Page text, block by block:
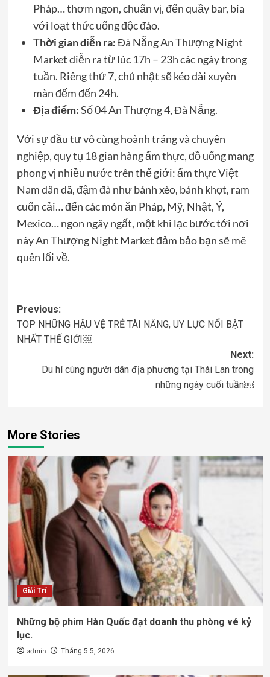
Pháp… thơm ngon, chuẩn vị, đến quầy bar, bia
với loạt thức uống độc đáo.
Thời gian diễn ra:Đà Nẵng An Thượng Night
Market diễn ra từ lúc 17h – 23h các ngày trong
tuần. Riêng thứ 7, chủ nhật sẽ kéo dài xuyên
màn đếm đến 24h.
Địa điểm:Số 04 An Thượng 4, Đà Nẵng.
Với sự đầu tư vô cùng hoành tráng và chuyên
nghiệp, quy tụ 18 gian hàng ẩm thực, đồ uống mang
phong vị nhiều nước trên thế giới: ẩm thực Việt
Nam dân dã, đậm đà như bánh xèo, bánh khọt, ram
cuốn cải… đến các món ăn Pháp, Mỹ, Nhật, Ý,
Mexico… ngon ngây ngất, một khi lạc bước tới nơi
này An Thượng Night Market đảm bảo bạn sẽ mê
quên lối về.
Post
navigation
Previous:
TOP NHỮNG HẬU VỆ TRẺ TÀI NĂNG, UY LỰC NỔI BẬT
NHẤT THẾ GIỚI￼
Next:
Du hí cùng người dân địa phương tại Thái Lan trong
những ngày cuối tuần￼
More Stories
Giải Trí
Những bộ phim Hàn Quốc đạt doanh thu phòng vé kỷ
lục.
admin Tháng 5 5, 2026